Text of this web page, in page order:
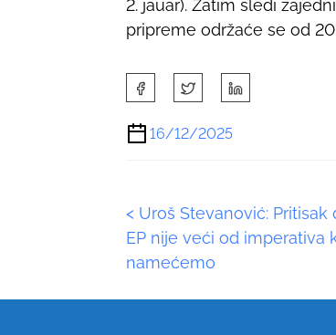
2. jauar). Zatim sledi
pripreme održaće se od
h
a
r
h
i
s
o
16/12/2025
P
o
s
< Uroš Stevanović:
EP nije veći od imperativa
namećemo